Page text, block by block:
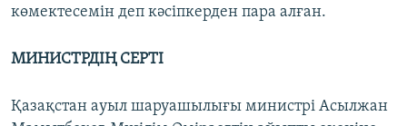
көмектесемін деп кәсіпкерден пара алған.
МИНИСТРДІҢ СЕРТІ
Қазақстан ауыл шаруашылығы министрі Асылжан